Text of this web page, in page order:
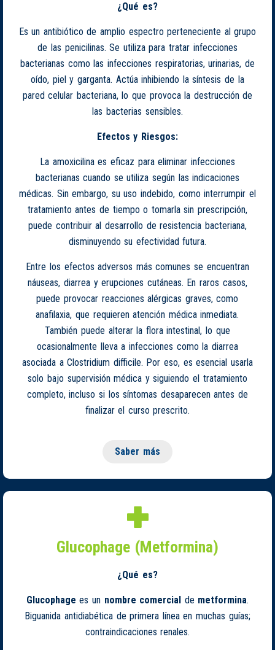
¿Qué es?
Es un antibiótico de amplio espectro perteneciente al grupo
de las penicilinas. Se utiliza para tratar infecciones
bacterianas como las infecciones respiratorias, urinarias, de
oído, piel y garganta. Actúa inhibiendo la síntesis de la
pared celular bacteriana, lo que provoca la destrucción de
las bacterias sensibles.
Efectos y Riesgos:
La amoxicilina es eficaz para eliminar infecciones
bacterianas cuando se utiliza según las indicaciones
médicas. Sin embargo, su uso indebido, como interrumpir el
tratamiento antes de tiempo o tomarla sin prescripción,
puede contribuir al desarrollo de resistencia bacteriana,
disminuyendo su efectividad futura.
Entre los efectos adversos más comunes se encuentran
náuseas, diarrea y erupciones cutáneas. En raros casos,
puede provocar reacciones alérgicas graves, como
anafilaxia, que requieren atención médica inmediata.
También puede alterar la flora intestinal, lo que
ocasionalmente lleva a infecciones como la diarrea
asociada a Clostridium difficile. Por eso, es esencial usarla
solo bajo supervisión médica y siguiendo el tratamiento
completo, incluso si los síntomas desaparecen antes de
finalizar el curso prescrito.
Saber más
Glucophage (Metformina)
¿Qué es?
Glucophage es un nombre comercial de metformina.
Biguanida antidiabética de primera línea en muchas guías;
contraindicaciones renales.